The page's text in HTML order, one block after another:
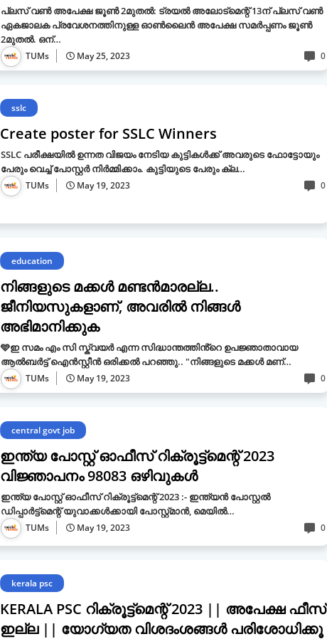
പ്ലസ് വൺ അപേക്ഷ ജൂൺ 2മുതൽ: ട്രയൽ അലോട്മെന്റ് 13ന് പ്ലസ് വൺ
ഏകജാലക പ്രവേശനത്തിനുള്ള ഓൺലൈൻ അപേക്ഷ സമർപ്പണം ജൂൺ
2മുതൽ. ഒന്…
TUMs May 25, 2023 0
sslc
Create poster for SSLC Winners
SSLC പരീക്ഷയിൽ ഉന്നത വിജയം നേടിയ കുട്ടികൾക്ക് അവരുടെ ഫോട്ടോയും
പേരും വെച്ച് പോസ്റ്റർ നിർമ്മിക്കാം. കുട്ടിയുടെ പേരും ക്ല…
TUMs May 19, 2023 0
education
നിങ്ങളുടെ മക്കൾ മണ്ടൻമാരല്ല..
ജീനിയസുകളാണ്, അവരിൽ നിങ്ങൾ
അഭിമാനിക്കുക
🩵ഇ സമം എം സി സ്ക്വയർ എന്ന സിദ്ധാന്തത്തിൻ്റെ ഉപജ്ഞാതാവായ
ആൽബർട്ട് ഐൻസ്റ്റീൻ ഒരിക്കൽ പറഞ്ഞു.. "നിങ്ങളുടെ മക്കൾ മണ്…
TUMs May 19, 2023 0
central govt job
ഇന്ത്യ പോസ്റ്റ് ഓഫീസ് റിക്രൂട്ട്‌മെന്റ് 2023
വിജ്ഞാപനം 98083 ഒഴിവുകൾ
ഇന്ത്യ പോസ്റ്റ് ഓഫീസ് റിക്രൂട്ട്മെന്റ് 2023 :- ഇന്ത്യൻ പോസ്റ്റൽ
ഡിപ്പാർട്ട്‌മെന്റ് യുവാക്കൾക്കായി പോസ്റ്റ്മാൻ, മെയിൽ…
TUMs May 19, 2023 0
kerala psc
KERALA PSC റിക്രൂട്ട്‌മെന്റ് 2023 || അപേക്ഷ ഫീസ്
ഇല്ല || യോഗ്യത വിശദംശങ്ങൾ പരിശോധിക്കൂ